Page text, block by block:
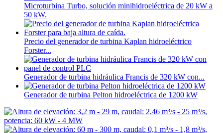
Microturbina Turbo, solución minihidroeléctrica de 20 kW a
50 kW.
Precio del generador de turbina Kaplan hidroeléctrico
Forster...
Generador de turbina hidráulica Francis de 320 kW con...
Generador de turbina Pelton hidroeléctrica de 1200 kW